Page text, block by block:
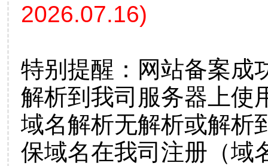
2026.07.16)
特别提醒：网站备案成
解析到我司服务器上使
域名解析无解析或解析
保域名在我司注册（域